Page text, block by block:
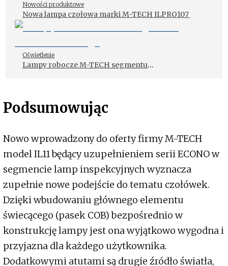
Nowości produktowe
Nowa lampa czołowa marki M-TECH ILPRO107
Oświetlenie
Lampy robocze M-TECH segmentu
Podsumowując
Nowo wprowadzony do oferty firmy M-TECH
model IL11 będący uzupełnieniem serii ECONO w
segmencie lamp inspekcyjnych wyznacza
zupełnie nowe podejście do tematu czołówek.
Dzięki wbudowaniu głównego elementu
świecącego (pasek COB) bezpośrednio w
konstrukcję lampy jest ona wyjątkowo wygodna i
przyjazna dla każdego użytkownika.
Dodatkowymi atutami są drugie źródło światła,